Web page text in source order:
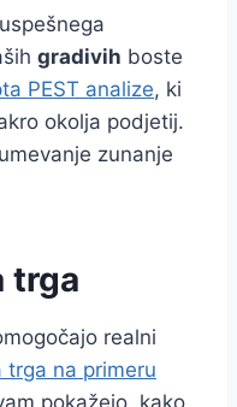
gradivih boste
PEST analize, ki
okolja podjetij.
zunanje
trga
realni
trga na primeru
pokažejo, kako